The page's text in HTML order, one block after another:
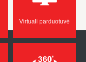
Virtuali parduotuvė